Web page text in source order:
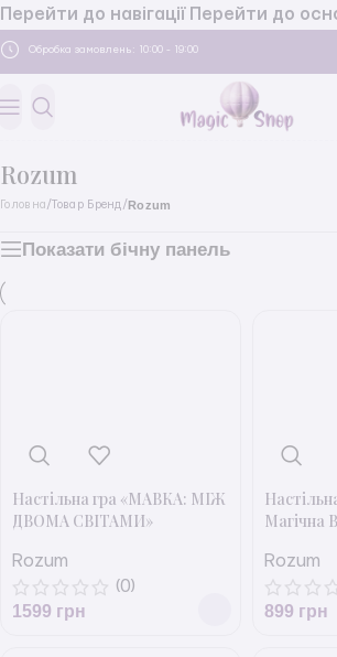
Перейти до навігації Перейти до
Обробка замовлень: 10:00 - 19:00
Rozum
Головна / Товар Бренд / Rozum
Показати бічну панель
Настільна гра «МАВКА: МІЖ
ДВОМА СВІТАМИ»
Rozum
(0)
1599 грн
Магічна
Rozum
899 грн